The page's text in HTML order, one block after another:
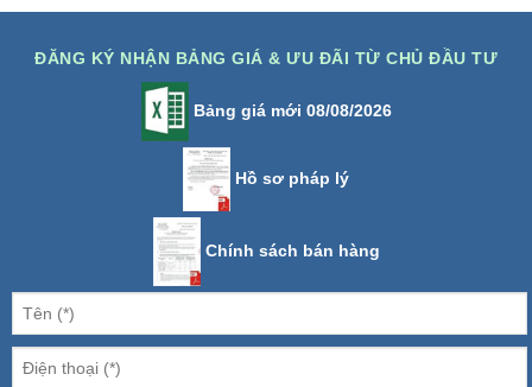
ĐĂNG KÝ NHẬN BẢNG GIÁ & ƯU ĐÃI TỪ CHỦ ĐẦU TƯ
Bảng giá mới 08/08/2026
Hồ sơ pháp lý
Chính sách bán hàng